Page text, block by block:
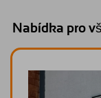
Nabídka pro